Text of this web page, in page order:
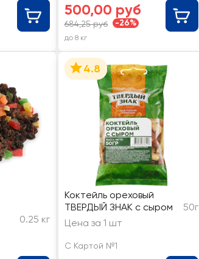
500,00 руб
684,25 руб -26%
до 8 кг
0.25 кг
4.8
Коктейль ореховый
ТВЕРДЫЙ ЗНАК с сыром
50г
Цена за 1 шт
С Картой №1